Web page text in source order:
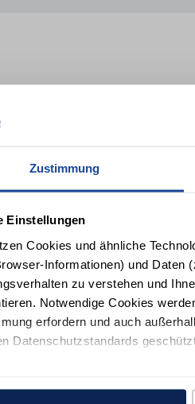
Zustimmung
Einstellungen
Cookies und ähnliche
Informationen) und Daten
zu verstehen und
Notwendige Cookies
erfordern und auch
Datenschutzstandards
Geschirrtücher
Handtücher
Spülschwamm usw.
1 Hund willkommen
Sofa
Terrasse
Garten